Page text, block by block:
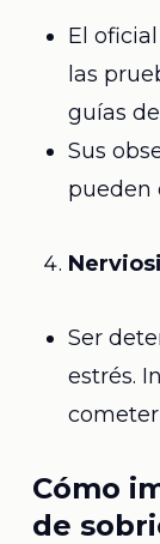
El
las
guías
Sus
pueden
Ser
estrés.
Cómo
de